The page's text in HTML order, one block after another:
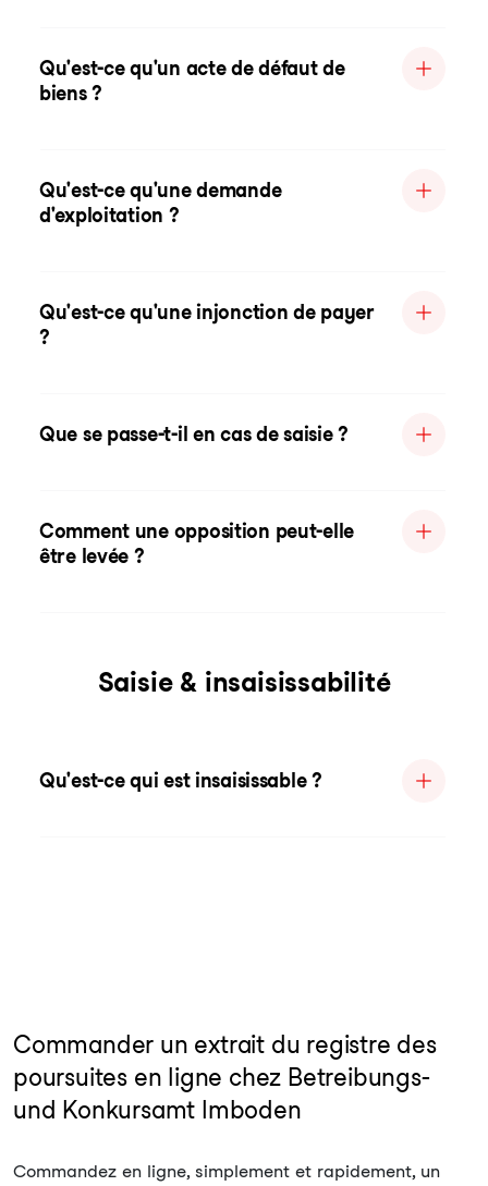
Qu'est-ce qu'un acte de défaut de
biens ?
Qu'est-ce qu'une demande
d'exploitation ?
Qu'est-ce qu'une injonction de payer
?
Que se passe-t-il en cas de saisie ?
Comment une opposition peut-elle
être levée ?
Saisie & insaisissabilité
Qu'est-ce qui est insaisissable ?
Commander un extrait du registre des
poursuites en ligne chez Betreibungs-
und Konkursamt Imboden
Commandez en ligne, simplement et rapidement, un